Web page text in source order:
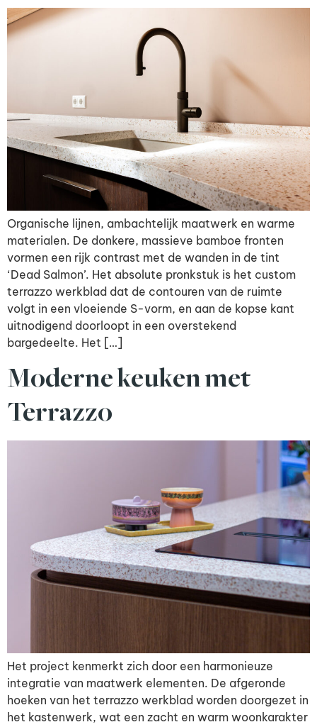
Organische lijnen, ambachtelijk maatwerk en warme
materialen. De donkere, massieve bamboe fronten
vormen een rijk contrast met de wanden in de tint
‘Dead Salmon’. Het absolute pronkstuk is het custom
terrazzo werkblad dat de contouren van de ruimte
volgt in een vloeiende S-vorm, en aan de kopse kant
uitnodigend doorloopt in een overstekend
bargedeelte. Het […]
Moderne keuken met
Terrazzo
Het project kenmerkt zich door een harmonieuze
integratie van maatwerk elementen. De afgeronde
hoeken van het terrazzo werkblad worden doorgezet in
het kastenwerk, wat een zacht en warm woonkarakter